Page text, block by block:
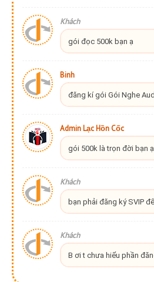
Khách
gói đọc 500k bạn ạ
Binh
đăng kí gói Gói Nghe
Admin Lạc Hồn Cốc
gói 500k là trọn đời bạn
Khách
bạn phải đăng ký SVIP
Khách
B ơi t chưa hiểu phần